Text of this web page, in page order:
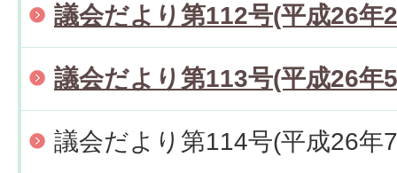
議会だより第112号(平成26年
議会だより第113号(平成26年
議会だより第114号(平成26年